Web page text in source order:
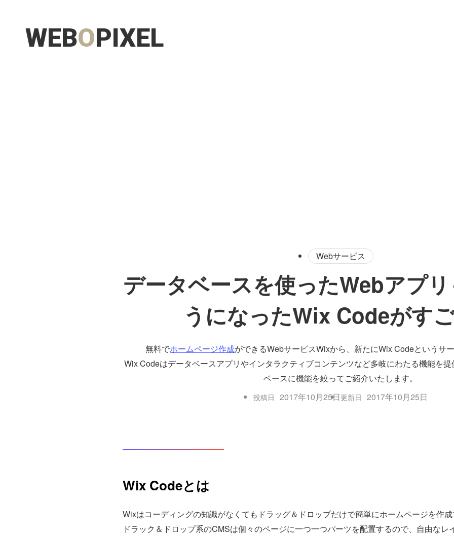
WEBOPIXEL
Webサービス
データベースを使ったWebアプ
うになったWix Codeがす
無料でホームページ作成ができるWebサービスWixから、新たにWix Codeというサ
Wix Codeはデータベースアプリやインタラクティブコンテンツなど多岐にわたる機能を
ベースに機能を絞ってご紹介いたします。
投稿日 2017年10月25日更新日 2017年10月25日
Wix Codeとは
Wixはコーディングの知識がなくてもドラッグ＆ドロップだけで簡単にホームページを作
ドラック＆ドロップ系のCMSは個々のページに一つ一つパーツを配置するので、自由なレ